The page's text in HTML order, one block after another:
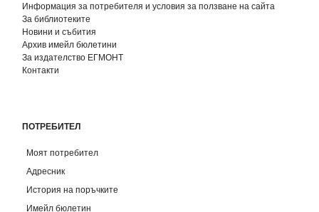
Информация за потребителя и условия за ползване на сайта
За библиотеките
Новини и събития
Архив имейл бюлетини
За издателство ЕГМОНТ
Контакти
ПОТРЕБИТЕЛ
Моят потребител
Адресник
История на поръчките
Имейл бюлетин